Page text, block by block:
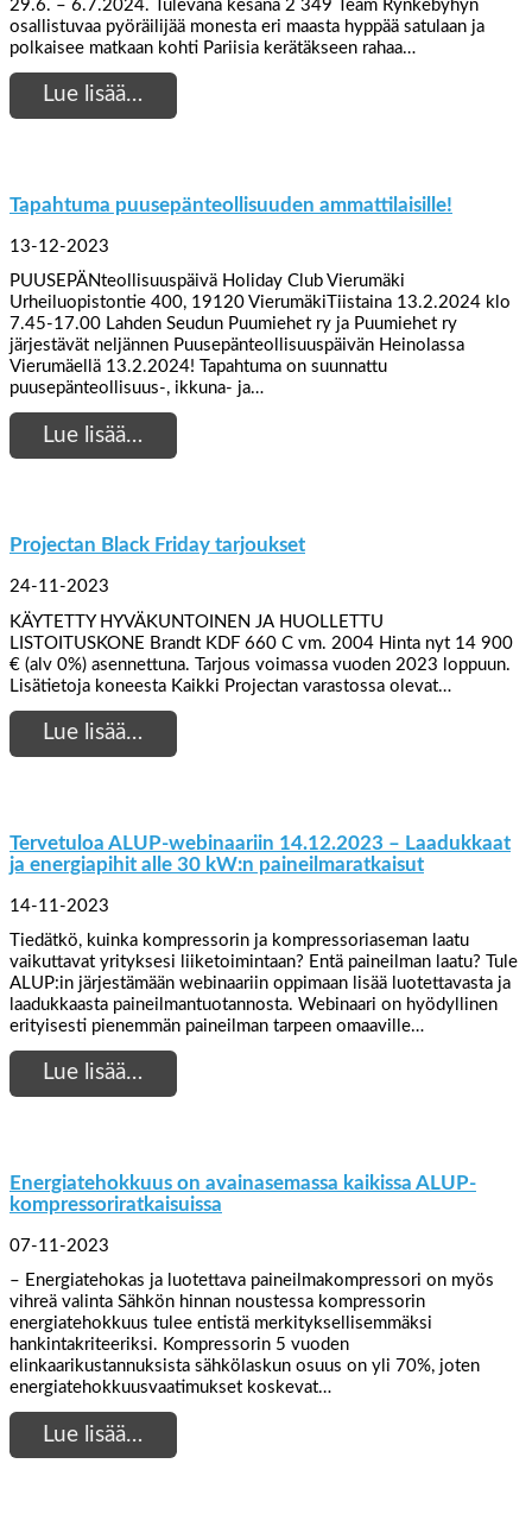
29.6. – 6.7.2024. Tulevana kesänä 2 349 Team Rynkebyhyn
osallistuvaa pyöräilijää monesta eri maasta hyppää satulaan ja
polkaisee matkaan kohti Pariisia kerätäkseen rahaa…
Lue lisää…
Tapahtuma puusepänteollisuuden ammattilaisille!
13-12-2023
PUUSEPÄNteollisuuspäivä Holiday Club Vierumäki
Urheiluopistontie 400, 19120 VierumäkiTiistaina 13.2.2024 klo
7.45-17.00 Lahden Seudun Puumiehet ry ja Puumiehet ry
järjestävät neljännen Puusepänteollisuuspäivän Heinolassa
Vierumäellä 13.2.2024! Tapahtuma on suunnattu
puusepänteollisuus-, ikkuna- ja…
Lue lisää…
Projectan Black Friday tarjoukset
24-11-2023
KÄYTETTY HYVÄKUNTOINEN JA HUOLLETTU
LISTOITUSKONE Brandt KDF 660 C vm. 2004 Hinta nyt 14 900
€ (alv 0%) asennettuna. Tarjous voimassa vuoden 2023 loppuun.
Lisätietoja koneesta Kaikki Projectan varastossa olevat…
Lue lisää…
Tervetuloa ALUP-webinaariin 14.12.2023 – Laadukkaat
ja energiapihit alle 30 kW:n paineilmaratkaisut
14-11-2023
Tiedätkö, kuinka kompressorin ja kompressoriaseman laatu
vaikuttavat yrityksesi liiketoimintaan? Entä paineilman laatu? Tule
ALUP:in järjestämään webinaariin oppimaan lisää luotettavasta ja
laadukkaasta paineilmantuotannosta. Webinaari on hyödyllinen
erityisesti pienemmän paineilman tarpeen omaaville…
Lue lisää…
Energiatehokkuus on avainasemassa kaikissa ALUP-
kompressoriratkaisuissa
07-11-2023
– Energiatehokas ja luotettava paineilmakompressori on myös
vihreä valinta Sähkön hinnan noustessa kompressorin
energiatehokkuus tulee entistä merkityksellisemmäksi
hankintakriteeriksi. Kompressorin 5 vuoden
elinkaarikustannuksista sähkölaskun osuus on yli 70%, joten
energiatehokkuusvaatimukset koskevat…
Lue lisää…